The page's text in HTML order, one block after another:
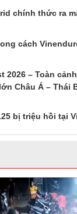
chính thức ra
cách
2026 – Toàn
Châu Á – Thái
bị triệu hồi tại